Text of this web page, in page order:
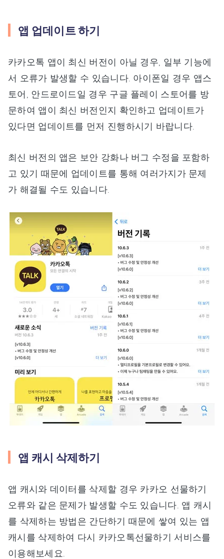
앱 업데이트 하기
카카오톡 앱이 최신 버전이 아닐 경우, 일부 기능에
서 오류가 발생할 수 있습니다. 아이폰일 경우 앱스
토어, 안드로이드일 경우 구글 플레이 스토어를 방
문하여 앱이 최신 버전인지 확인하고 업데이트가
있다면 업데이트를 먼저 진행하시기 바랍니다.
최신 버전의 앱은 보안 강화나 버그 수정을 포함하
고 있기 때문에 업데이트를 통해 여러가지가 문제
가 해결될 수도 있습니다.
앱 캐시 삭제하기
앱 캐시와 데이터를 삭제할 경우 카카오 선물하기
오류와 같은 문제가 발생할 수도 있습니다. 앱 캐시
를 삭제하는 방법은 간단하기 때문에 쌓여 있는 앱
캐시를 삭제하여 다시 카카오톡선물하기 서비스를
이용해보세요.